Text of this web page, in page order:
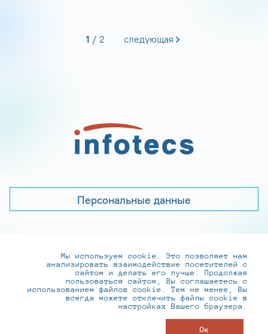
1 2 следующая
Персональные данные
+7 (495) 737-6192, 8-800-250-0-260
practice@infotecs.ru,hr@infotecs.ru
127273, г. Москва, Отрадная ул., 2Б строение 1
Мы используем cookie. Это позволяет нам
анализировать взаимодействие посетителей с
сайтом и делать его лучше. Продолжая
пользоваться сайтом, Вы соглашаетесь с
использованием файлов cookie. Тем не менее, Вы
всегда можете отключить файлы cookie в
настройках Вашего браузера.
Ок